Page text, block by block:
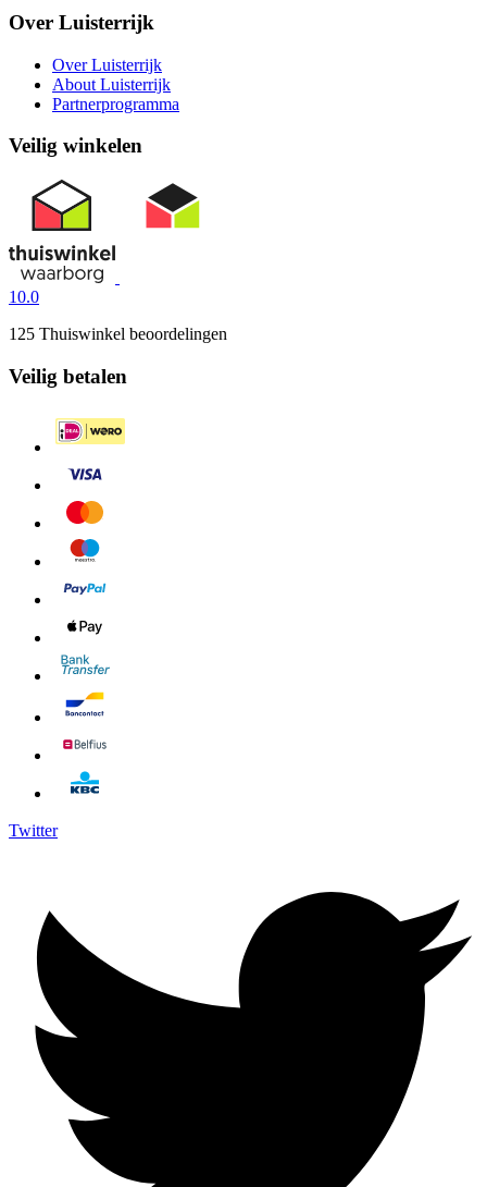
Over Luisterrijk
Over Luisterrijk
About Luisterrijk
Partnerprogramma
Veilig winkelen
10.0
125 Thuiswinkel beoordelingen
Veilig betalen
Twitter